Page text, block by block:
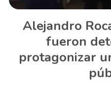
Alejandro
fueron
protagonizar